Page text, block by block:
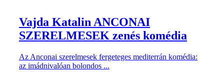
Vajda Katalin ANCONAI
SZERELMESEK zenés komédia
Az Anconai szerelmesek fergeteges mediterrán komédia:
az imádnivalóan bolondos ...